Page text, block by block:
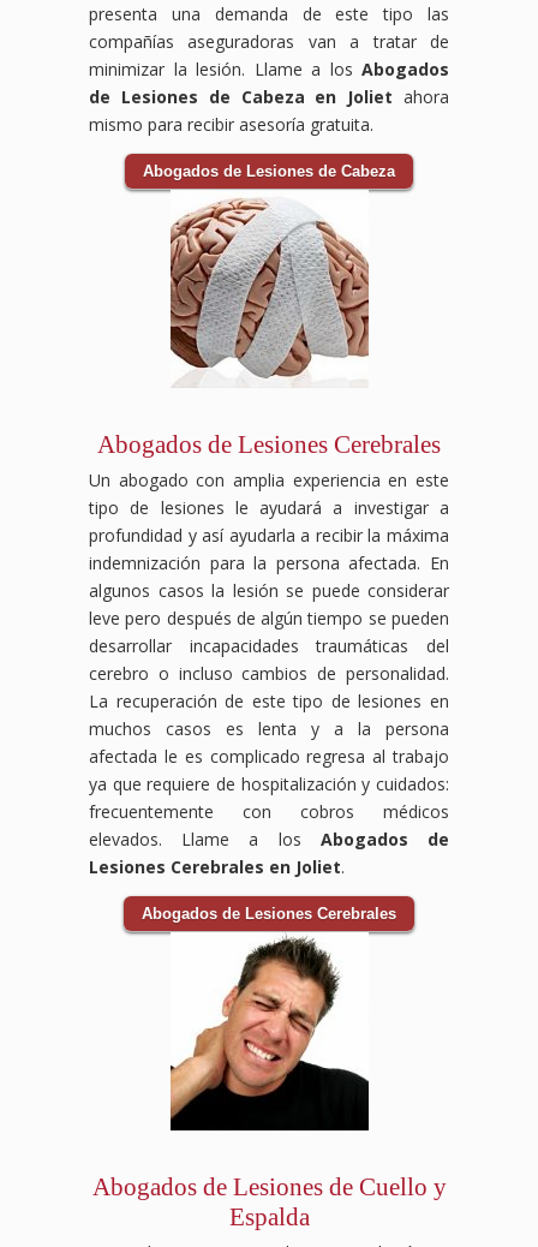
presenta una demanda de este tipo las
compañías aseguradoras van a tratar de
minimizar la lesión. Llame a los Abogados
de Lesiones de Cabeza en Joliet ahora
mismo para recibir asesoría gratuita.
Abogados de Lesiones de Cabeza
Abogados de Lesiones Cerebrales
Un abogado con amplia experiencia en este
tipo de lesiones le ayudará a investigar a
profundidad y así ayudarla a recibir la máxima
indemnización para la persona afectada. En
algunos casos la lesión se puede considerar
leve pero después de algún tiempo se pueden
desarrollar incapacidades traumáticas del
cerebro o incluso cambios de personalidad.
La recuperación de este tipo de lesiones en
muchos casos es lenta y a la persona
afectada le es complicado regresa al trabajo
ya que requiere de hospitalización y cuidados:
frecuentemente con cobros médicos
elevados. Llame a los Abogados de
Lesiones Cerebrales en Joliet.
Abogados de Lesiones Cerebrales
Abogados de Lesiones de Cuello y
Espalda